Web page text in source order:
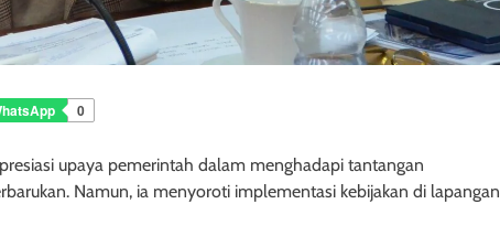
0
upaya pemerintah dalam menghadapi tantangan
Namun, ia menyoroti implementasi kebijakan di lapangan